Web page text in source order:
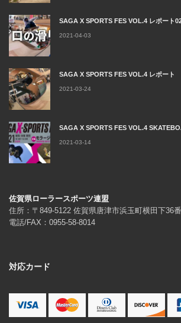
SAGA X SPORTS FES VOL.4 レポート
2021-04-03
SAGA X SPORTS FES VOL.4 レポート
2021-03-24
SAGA X SPORTS FES VOL.4
2021-03-14
佐賀県ローラースポーツ連盟
住所：〒849-5122 佐賀県唐津市浜玉町横田下36
電話/FAX：0955-58-8014
対応カード